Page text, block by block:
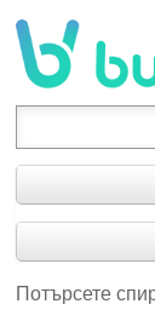
Потърсете